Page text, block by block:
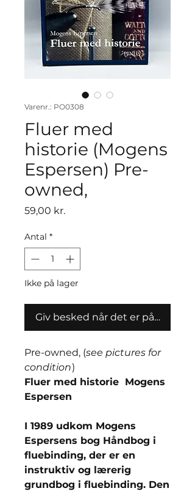
Varenr.: PO0308
Fluer med
historie (Mogens
Espersen) Pre-
owned,
59,00 kr.Pris
Antal *
Ikke på lager
Giv besked når det er på lager
Pre-owned, (see pictures for
condition)
Fluer med historie Mogens
Espersen
I 1989 udkom Mogens
Espersens bog Håndbog i
fluebinding, der er en
instruktiv og lærerig
grundbog i fluebinding. Den